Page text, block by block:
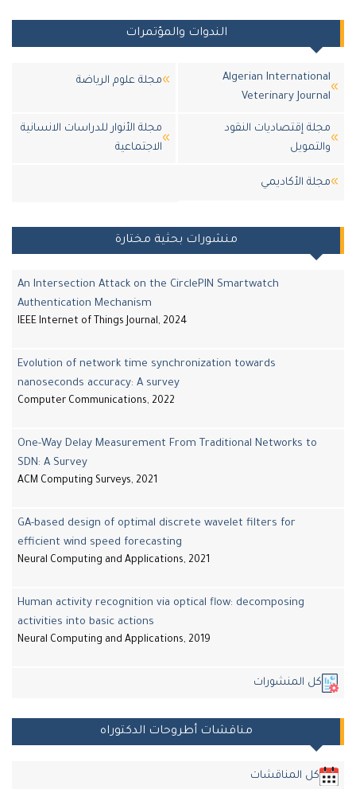
الندوات والمؤتمرات
Algerian
Veterinary
مجلة علوم الرياضة
إقتصاديات النقود
مجلة الأنوار للدراسات الانسانية
الاجتماعية
اﻷكاديمي
منشورات بحثية مختارة
An Intersection Attack on the CirclePIN Smartwatch
Authentication Mechanism
IEEE Internet of Things Journal, 2024
Evolution of network time synchronization towards
nanoseconds accuracy: A survey
Computer Communications, 2022
One-Way Delay Measurement From Traditional Networks to
SDN: A Survey
ACM Computing Surveys, 2021
GA-based design of optimal discrete wavelet filters for
efficient wind speed forecasting
Neural Computing and Applications, 2021
Human activity recognition via optical flow: decomposing
activities into basic actions
Neural Computing and Applications, 2019
كل المنشورات
مناقشات أطروحات الدكتوراه
كل المناقشات